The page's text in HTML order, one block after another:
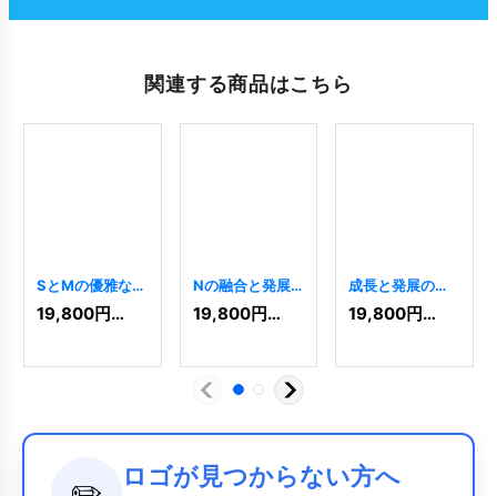
関連する商品はこちら
SとMの優雅な結
合ロゴ [9391
19,800円(税込)
Nの融合と発展
ロゴ[11344
19,800円(税込)
成長と発展のロ
ゴ
6306]
19,800円(税込)
ロゴが見つからない方へ